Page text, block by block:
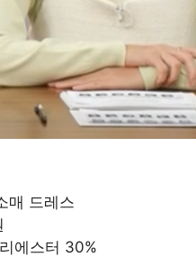
매 드레스
에스터 30%